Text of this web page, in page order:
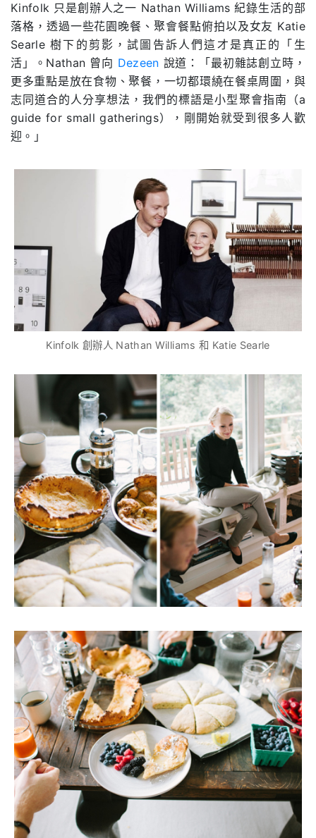
Kinfolk 只是創辦人之一 Nathan Williams 紀錄生活的部
落格，透過一些花園晚餐、聚會餐點俯拍以及女友 Katie
Searle 樹下的剪影，試圖告訴人們這才是真正的「生
活」。Nathan 曾向 Dezeen 說道：「最初雜誌創立時，
更多重點是放在食物、聚餐，一切都環繞在餐桌周圍，與
志同道合的人分享想法，我們的標語是小型聚會指南（a
guide for small gatherings），剛開始就受到很多人歡
迎。」
Kinfolk 創辦人 Nathan Williams 和 Katie Searle